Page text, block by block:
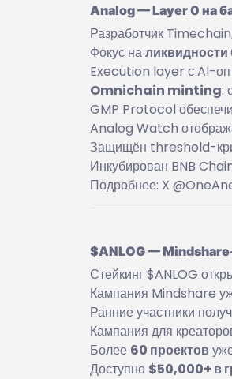
Analog — Layer 0 на
Разработчик
Фокус наликвидности
Execution layer с AI-
Omnichain minting:
GMP Protocol
Analog Watch
Защищён threshold-
Инкубирован BNB
Подробнее: X
$ANLOG —
Стейкинг $ANLOG
Кампания Mindshare
Ранние участники
Кампания для
Более 60 проектов
Доступно $50,000+ в